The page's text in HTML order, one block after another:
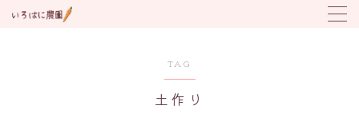
TAG
土作り